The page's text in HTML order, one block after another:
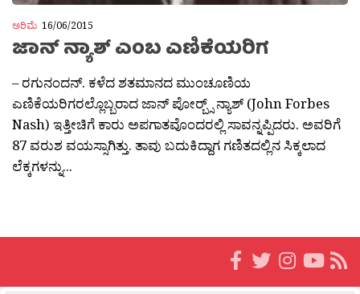
ಅರಿಮೆ 16/06/2015
ಜಾನ್ ನ್ಯಾಶ್ ಎಂಬ ಎಣಿಕೆಯರಿಗ
– ರಗುನಂದನ್. ಕಳೆದ ಶತಮಾನದ ಮುಂಚೂಣಿಯ
ಎಣಿಕೆಯರಿಗರಲ್ಲೊಬ್ಬರಾದ ಜಾನ್ ಪೋರ‍್ಬ್ಸ್ ನ್ಯಾಶ್ (John Forbes
Nash) ಇತ್ತೀಚಿಗೆ ಕಾರು ಅಪಗಾತವೊಂದರಲ್ಲಿ ಸಾವನ್ನಪ್ಪಿದರು. ಅವರಿಗೆ
87 ವರುಶ ವಯಸ್ಸಾಗಿತ್ತು. ತಾವು ಬದುಕಿದ್ದಾಗ ಗಣಿತದಲ್ಲಿನ ಸಿಕ್ಕಲಾದ
ಲೆಕ್ಕಗಳನ್ನು...